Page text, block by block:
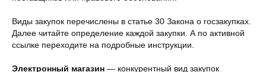
Виды закупок перечислены в статье 30 Закона о госзакупках.
Далее читайте определение каждой закупки. А по активной
ссылке переходите на подробные инструкции.
Электронный магазин — конкурентный вид закупок